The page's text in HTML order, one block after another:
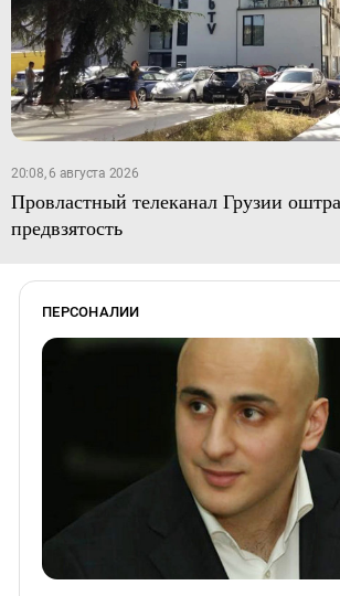
20:08, 6 августа 2026
Провластный телеканал Грузии
предвзятость
ПЕРСОНАЛИИ